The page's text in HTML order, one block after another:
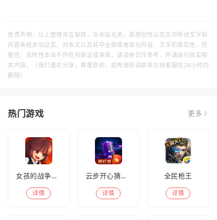
免责声明：以上整理自互联网，与本站无关。其原创性以及文中陈述文字和
内容未经本站证实，对本文以及其中全部或者部分内容、文字的真实性、完
整性、及时性本站不作任何保证或承诺，请读者仅作参考，并请自行核实相
关内容。（我们重在分享，尊重原创，如有侵权请联系在线客服在24小时内
删除）
热门游戏 更多
女孩的战争手机版(暂未上线)
详情
云步开心猜歌名
详情
全民枪王
详情